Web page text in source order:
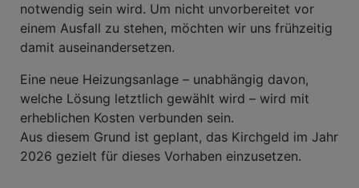
notwendig sein wird. Um nicht unvorbereitet vor
einem Ausfall zu stehen, möchten wir uns frühzeitig
damit auseinandersetzen.
Eine neue Heizungsanlage – unabhängig davon,
welche Lösung letztlich gewählt wird – wird mit
erheblichen Kosten verbunden sein.
Aus diesem Grund ist geplant, das Kirchgeld im Jahr
2026 gezielt für dieses Vorhaben einzusetzen.